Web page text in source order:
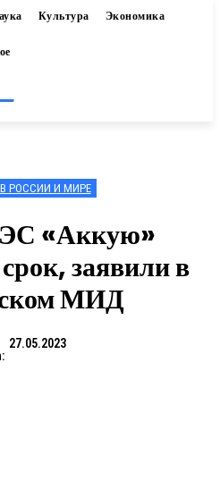
Культура Экономика
РОССИИ И МИРЕ
«Аккую»
заявили в
МИД
27.05.2023